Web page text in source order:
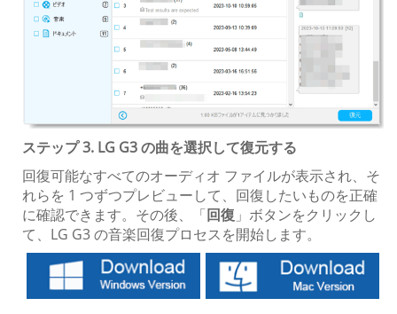
ステップ 3. LG G3 の曲を選択して復元する
回復可能なすべてのオーディオ ファイルが表示され、そ
れらを 1 つずつプレビューして、回復したいものを正確
に確認できます。その後、「回復 」ボタンをクリックし
て、LG G3 の音楽回復プロセスを開始します。